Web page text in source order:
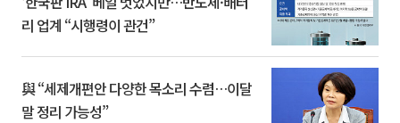
리 업계 “시행령이 관건”
與 “세제개편안 다양한 목소리 수렴…이달
말 정리 가능성”